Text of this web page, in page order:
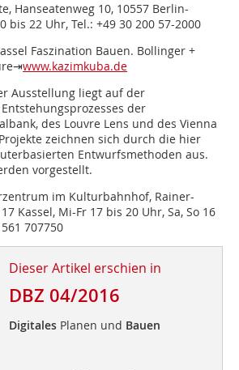
Hanseatenweg 10, 10557 Berlin-
bis 22 Uhr, Tel.: +49 30 200 57-2000
Faszination Bauen. Bollinger +
www.kazimkuba.de
Ausstellung liegt auf der
der
des Louvre Lens und des Vienna
zeichnen sich durch die hier
Entwurfsmethoden aus.
vorgestellt.
im Kulturbahnhof, Rainer-
Kassel, Mi-Fr 17 bis 20 Uhr, Sa, So 16
707750
Dieser Artikel erschien in
DBZ 04/2016
DigitalesPlanen und Bauen